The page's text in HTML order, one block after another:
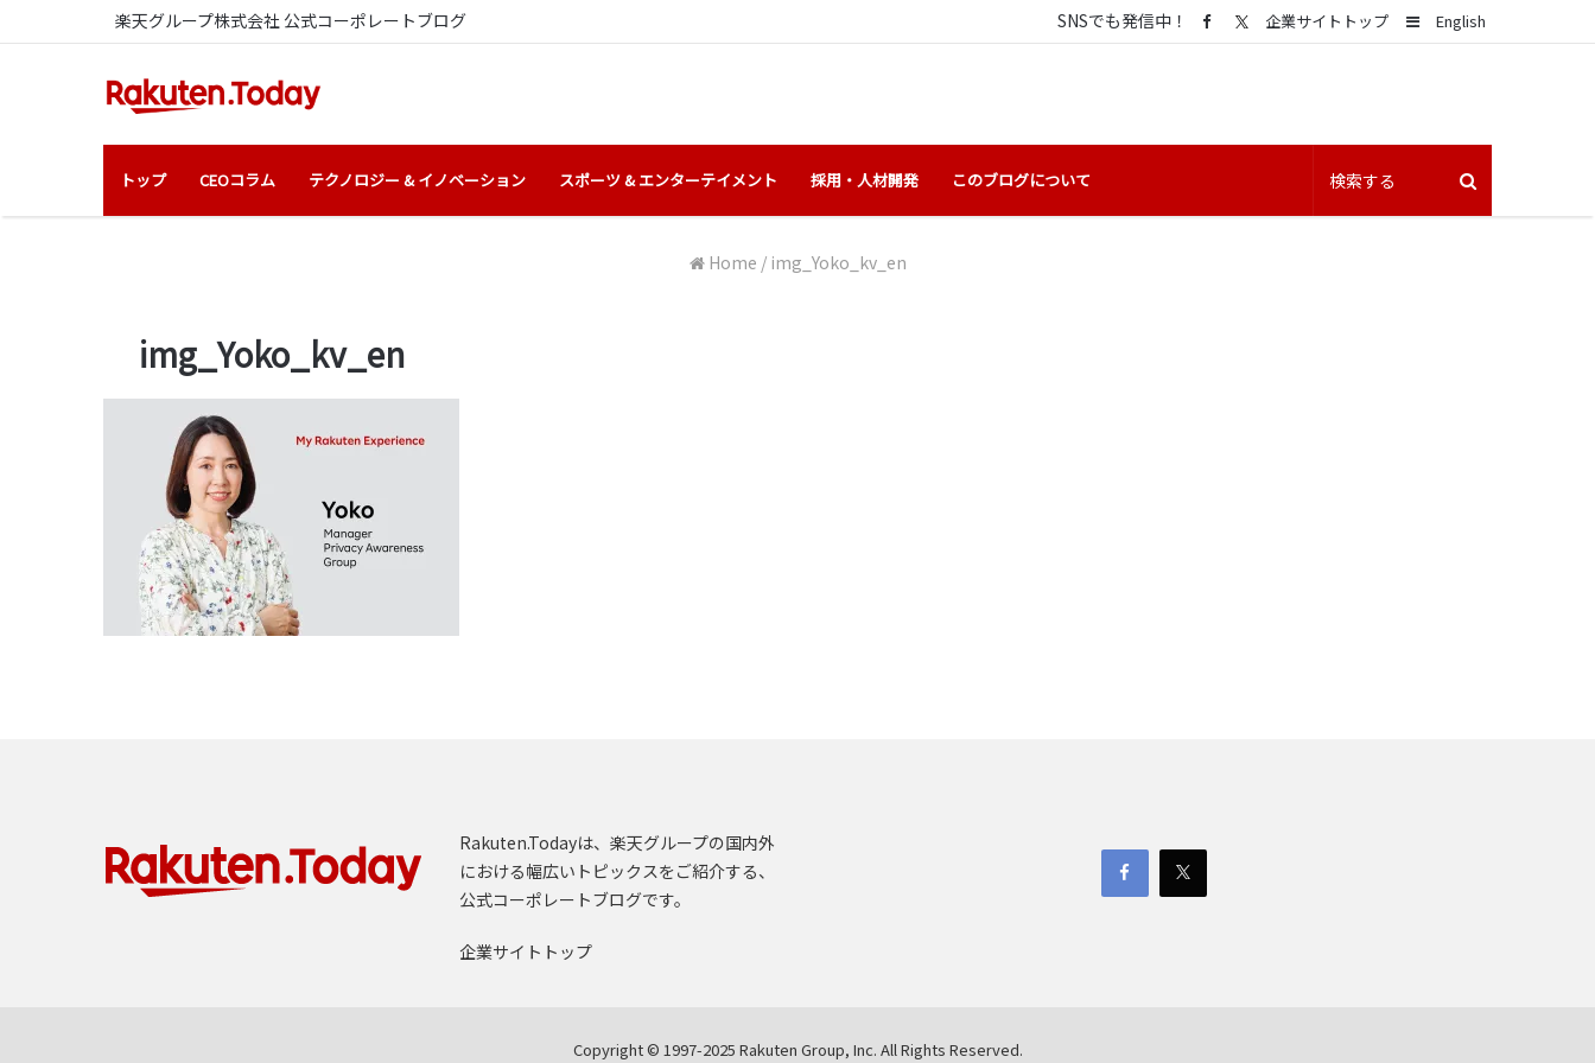
楽天グループ株式会社 公式コーポレートブログ English
Sidebar
企業サイトトップ
SNSでも発信中！
トップ CEOコラム テクノロジー & イノベーション スポーツ & エンターテイメント 採用・人材開発 このブログについて
Home / img_Yoko_kv_en
img_Yoko_kv_en
Rakuten.Todayは、楽天グループの国内外
における幅広いトピックスをご紹介する、
公式コーポレートブログです。
企業サイトトップ
Copyright © 1997-2025 Rakuten Group, Inc. All Rights Reserved.